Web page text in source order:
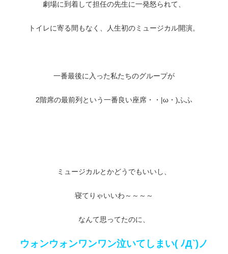
劇場に到着して担任の先生に一発怒られて、
トイレに寄る間もなく、人生初のミュージカル開演。
一番最後に入った私たちのグループが
2階席の最前列という一番良い座席・・|ω・)ふふ
ミュージカルとかどうでもいいし、
寝てりゃいいわ～～～～
なんて思ってたのに、
ウォンウォンワンワン泣いてしまい( ﾉД`)ノ